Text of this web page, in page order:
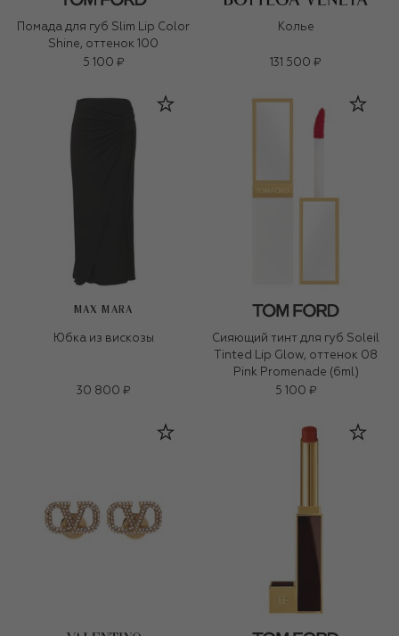
Помада для губ Slim Lip Color
Shine, оттенок 100
5 100 ₽
Колье
131 500 ₽
MAX MARA
Юбка из вискозы
30 800 ₽
Сияющий тинт для губ Soleil
Tinted Lip Glow, оттенок 08
Pink Promenade (6ml)
5 100 ₽